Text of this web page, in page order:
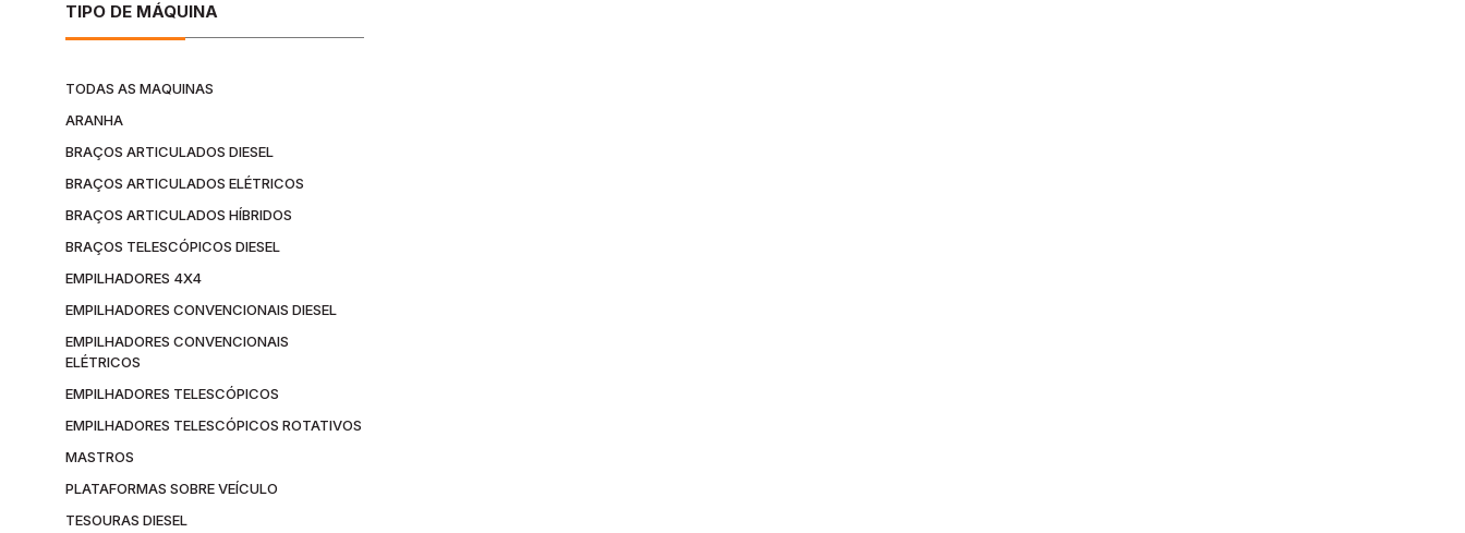
TIPO DE MÁQUINA
TODAS AS MAQUINAS
ARANHA
BRAÇOS ARTICULADOS DIESEL
BRAÇOS ARTICULADOS ELÉTRICOS
BRAÇOS ARTICULADOS HÍBRIDOS
BRAÇOS TELESCÓPICOS DIESEL
EMPILHADORES 4X4
EMPILHADORES CONVENCIONAIS DIESEL
EMPILHADORES CONVENCIONAIS
ELÉTRICOS
EMPILHADORES TELESCÓPICOS
EMPILHADORES TELESCÓPICOS ROTATIVOS
MASTROS
PLATAFORMAS SOBRE VEÍCULO
TESOURAS DIESEL